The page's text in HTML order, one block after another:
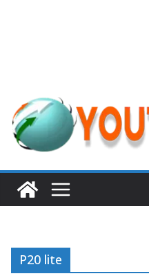
P20 lite